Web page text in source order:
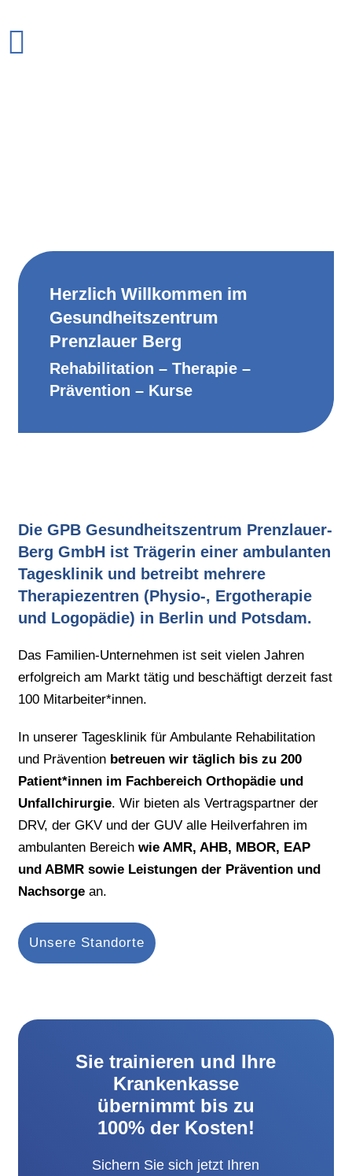
Herzlich Willkommen im
Gesundheitszentrum
Prenzlauer Berg
Rehabilitation – Therapie –
Prävention – Kurse
Die GPB Gesundheitszentrum Prenzlauer-
Berg GmbH ist Trägerin einer ambulanten
Tagesklinik und betreibt mehrere
Therapiezentren (Physio-, Ergotherapie
und Logopädie) in Berlin und Potsdam.
Das Familien-Unternehmen ist seit vielen Jahren
erfolgreich am Markt tätig und beschäftigt derzeit fast
100 Mitarbeiter*innen.
In unserer Tagesklinik für Ambulante Rehabilitation
und Prävention betreuen wir täglich bis zu 200
Patient*innen im Fachbereich Orthopädie und
Unfallchirurgie. Wir bieten als Vertragspartner der
DRV, der GKV und der GUV alle Heilverfahren im
ambulanten Bereichwie AMR, AHB, MBOR, EAP
und ABMR sowie Leistungen der Prävention und
Nachsorge an.
Unsere Standorte
Sie trainieren und Ihre
Krankenkasse
übernimmt bis zu
100% der Kosten!
Sichern Sie sich jetzt Ihren